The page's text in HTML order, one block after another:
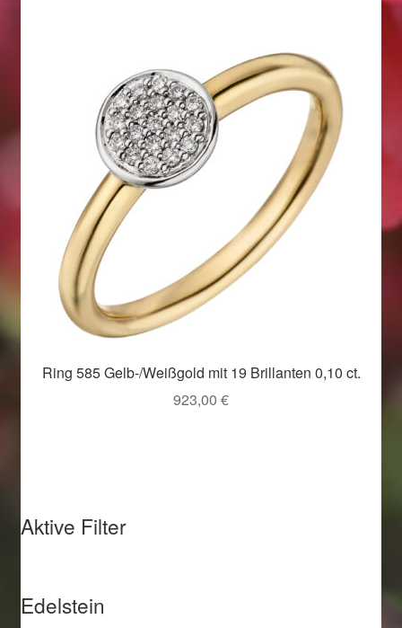
Ring 585 Gelb-/Weißgold mit 19 Brillanten 0,10 ct.
923,00 €
Aktive Filter
Edelstein